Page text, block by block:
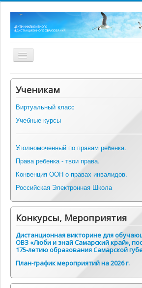
Включить/
выключить
Главная
О центре
Нормативные документы
Оборудование
Информация
Альманах инклюзивных практик
Контакты
Ученикам
Виртуальный класс
Учебные курсы
Уполномоченный по правам ребенка.
Права ребенка - твои права.
Конвенция ООН о правах инвалидов.
Российская Электронная Школа
Конкурсы, Мероприятия
Дистанционная викторине для
ОВЗ «Люби и знай Самарский край»,
175-летию образования Самарской
План-график мероприятий на 2026 г.